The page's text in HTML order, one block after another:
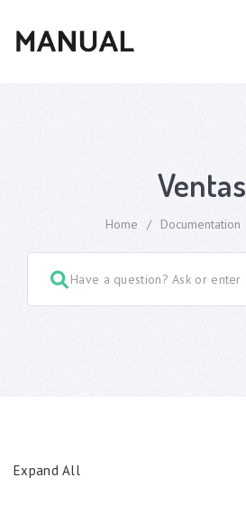
Ventas
Home / Documentation
Expand All